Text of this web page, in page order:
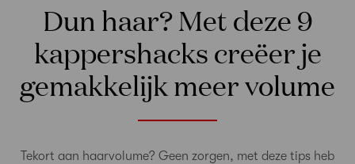
Dun haar? Met deze 9
kappershacks creëer je
gemakkelijk meer volume
Tekort aan haarvolume? Geen zorgen, met deze tips heb